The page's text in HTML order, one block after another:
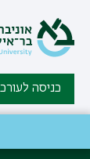
כניסה
כל הזכויות